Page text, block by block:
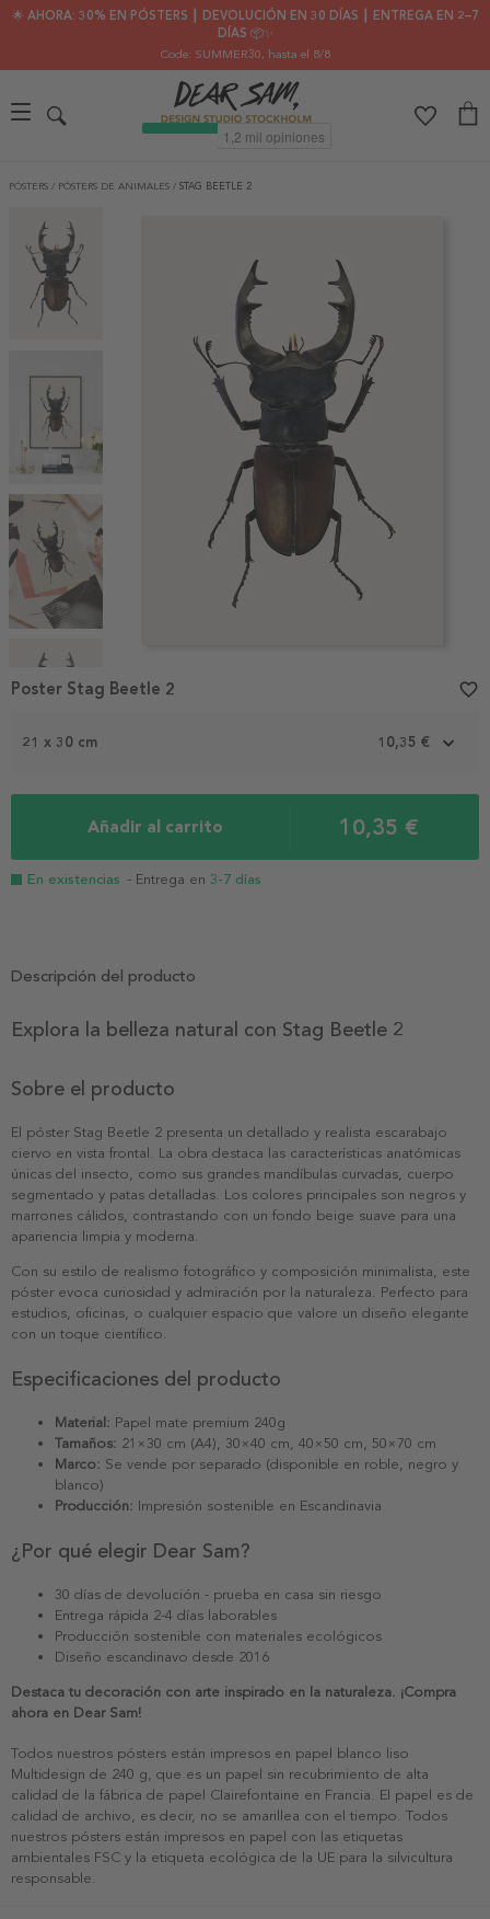
🌟 AHORA: 30% EN PÓSTERS ┃ DEVOLUCIÓN EN 30 DÍAS ┃ ENTREGA EN 2–7
DÍAS 📦✨
Code: SUMMER30, hasta el 8/8
PÓSTERS / PÓSTERS DE ANIMALES / STAG BEETLE 2
1
21 x 30 cm 10,35 €
Añadir al carrito 10,35 €
En existencias - Entrega en 3-7 días
Poster Stag Beetle 2 favorite_border
Descripción del producto
Explora la belleza natural con Stag Beetle 2
Sobre el producto
El póster Stag Beetle 2 presenta un detallado y realista escarabajo
ciervo en vista frontal. La obra destaca las características anatómicas
únicas del insecto, como sus grandes mandíbulas curvadas, cuerpo
segmentado y patas detalladas. Los colores principales son negros y
marrones cálidos, contrastando con un fondo beige suave para una
apariencia limpia y moderna.
Con su estilo de realismo fotográfico y composición minimalista, este
póster evoca curiosidad y admiración por la naturaleza. Perfecto para
estudios, oficinas, o cualquier espacio que valore un diseño elegante
con un toque científico.
Especificaciones del producto
Material: Papel mate premium 240g
Tamaños: 21×30 cm (A4), 30×40 cm, 40×50 cm, 50×70 cm
Marco: Se vende por separado (disponible en roble, negro y
blanco)
Producción: Impresión sostenible en Escandinavia
¿Por qué elegir Dear Sam?
30 días de devolución - prueba en casa sin riesgo
Entrega rápida 2-4 días laborables
Producción sostenible con materiales ecológicos
Diseño escandinavo desde 2016
Destaca tu decoración con arte inspirado en la naturaleza. ¡Compra
ahora en Dear Sam!
Todos nuestros pósters están impresos en papel blanco liso
Multidesign de 240 g, que es un papel sin recubrimiento de alta
calidad de la fábrica de papel Clairefontaine en Francia. El papel es de
calidad de archivo, es decir, no se amarillea con el tiempo. Todos
nuestros pósters están impresos en papel con las etiquetas
ambientales FSC y la etiqueta ecológica de la UE para la silvicultura
responsable.